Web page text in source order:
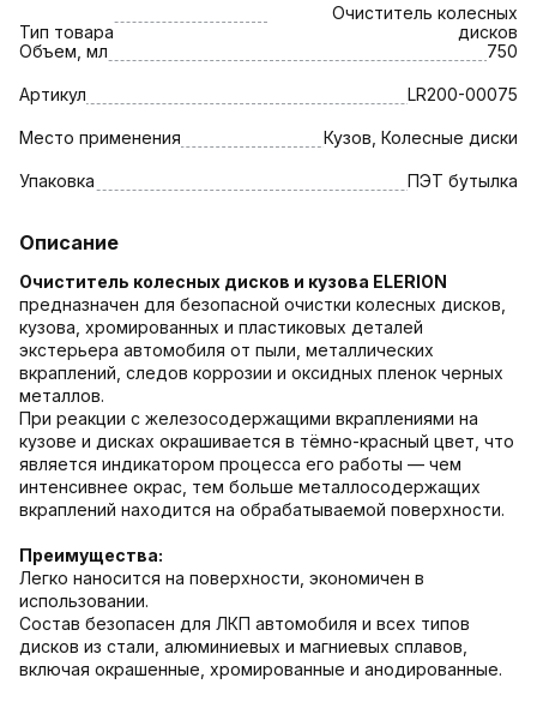
Тип товара
Очиститель колесных
дисков
Объем, мл
750
Артикул LR200-00075
Место применения Кузов, Колесные диски
Упаковка ПЭТ бутылка
Описание
Очиститель колесных дисков и кузова ELERION
предназначен для безопасной очистки колесных дисков,
кузова, хромированных и пластиковых деталей
экстерьера автомобиля от пыли, металлических
вкраплений, следов коррозии и оксидных пленок черных
металлов.
При реакции с железосодержащими вкраплениями на
кузове и дисках окрашивается в тёмно-красный цвет, что
является индикатором процесса его работы — чем
интенсивнее окрас, тем больше металлосодержащих
вкраплений находится на обрабатываемой поверхности.
Преимущества:
Легко наносится на поверхности, экономичен в
использовании.
Состав безопасен для ЛКП автомобиля и всех типов
дисков из стали, алюминиевых и магниевых сплавов,
включая окрашенные, хромированные и анодированные.